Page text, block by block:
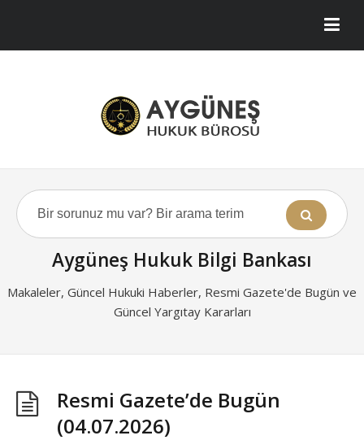
Aygüneş Hukuk Bilgi Bankası
Makaleler, Güncel Hukuki Haberler, Resmi Gazete'de Bugün ve
Güncel Yargıtay Kararları
Resmi Gazete’de Bugün
(04.07.2026)